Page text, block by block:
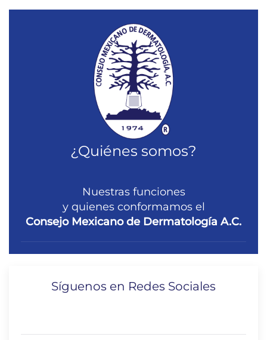
¿Quiénes somos?
Nuestras funciones
y quienes conformamos el
Consejo Mexicano de Dermatología A.C.
Síguenos en Redes Sociales